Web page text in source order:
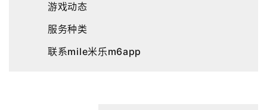
游戏动态
服务种类
联系mile米乐m6app